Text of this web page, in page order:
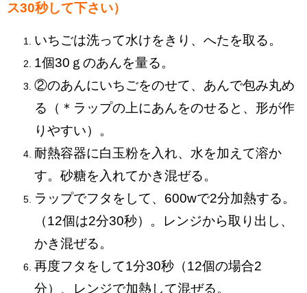
ス30秒して下さい）
いちごは洗って水けをきり、へたを取る。
1個30ｇのあんを量る。
②のあんにいちごをのせて、あんで包み丸め
る（＊ラップの上にあんをのせると、形が作
りやすい）。
耐熱容器に白玉粉を入れ、水を加えて溶か
す。砂糖を入れてかき混ぜる。
ラップでフタをして、600wで2分加熱する。
（12個は2分30秒）。レンジから取り出し、
かき混ぜる。
再度フタをして1分30秒（12個の場合2
分）、レンジで加熱して混ぜる。